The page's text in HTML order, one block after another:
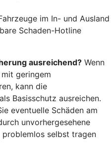
im In- und Ausland
Schaden-Hotline
ausreichend? Wenn
geringem
kann die
Basisschutz ausreichen.
eventuelle Schäden am
unvorhergesehene
problemlos selbst tragen